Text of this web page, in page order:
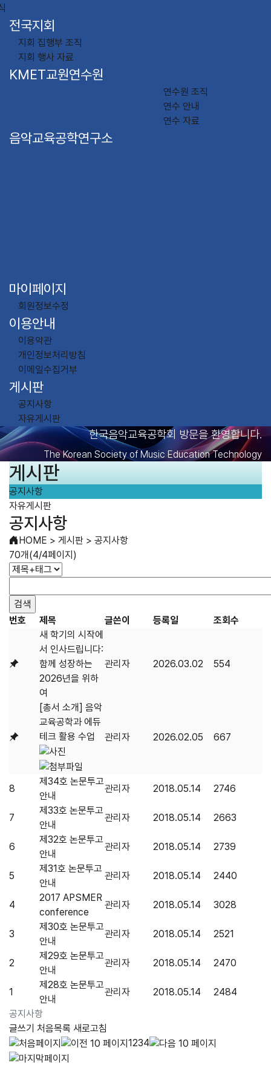
전국지회
지회 집행부 조직
지회 행사 자료
KMET교원연수원
연수원 조직
연수 안내
연수 자료
음악교육공학연구소
마이페이지
회원정보수정
이용안내
이용약관
개인정보처리방침
이메일수집거부
게시판
공지사항
자유게시판
한국음악교육공학회 방문을 환영합니다.
The Korean Society of Music Education Technology
게시판
공지사항
자유게시판
공지사항
HOME > 게시판 > 공지사항
70개(4/4페이지)
공지사항
번호 제목 글쓴이 등록일
조회수
새 학기의 시작에
서 인사드립니다:
함께 성장하는
2026년을 위하
여
관리자 2026.03.02 554
[총서 소개] 음악
교육공학과 에듀
테크 활용 수업
관리자 2026.02.05 667
8
제34호 논문투고
안내
관리자 2018.05.14 2746
7
제33호 논문투고
안내
관리자 2018.05.14 2663
6
제32호 논문투고
안내
관리자 2018.05.14 2739
5
제31호 논문투고
안내
관리자 2018.05.14 2440
4
2017 APSMER
conference
관리자 2018.05.14 3028
3
제30호 논문투고
안내
관리자 2018.05.14 2521
2
제29호 논문투고
안내
관리자 2018.05.14 2470
1
제28호 논문투고
안내
관리자 2018.05.14 2484
글쓰기 처음목록 새로고침
1234